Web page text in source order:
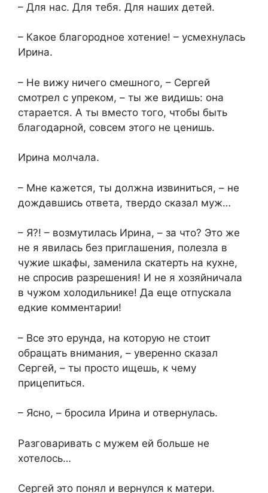
– Для нас. Для тебя. Для наших детей.
– Какое благородное хотение! – усмехнулась
Ирина.
– Не вижу ничего смешного, – Сергей
смотрел с упреком, – ты же видишь: она
старается. А ты вместо того, чтобы быть
благодарной, совсем этого не ценишь.
Ирина молчала.
– Мне кажется, ты должна извиниться, – не
дождавшись ответа, твердо сказал муж…
– Я?! – возмутилась Ирина, – за что? Это же
не я явилась без приглашения, полезла в
чужие шкафы, заменила скатерть на кухне,
не спросив разрешения! И не я хозяйничала
в чужом холодильнике! Да еще отпускала
едкие комментарии!
– Все это ерунда, на которую не стоит
обращать внимания, – уверенно сказал
Сергей, – ты просто ищешь, к чему
прицепиться.
– Ясно, – бросила Ирина и отвернулась.
Разговаривать с мужем ей больше не
хотелось…
Сергей это понял и вернулся к матери.